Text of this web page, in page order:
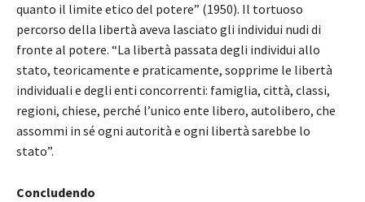
quanto il limite etico del potere” (1950). Il tortuoso
percorso della libertà aveva lasciato gli individui nudi di
fronte al potere. “La libertà passata degli individui allo
stato, teoricamente e praticamente, sopprime le libertà
individuali e degli enti concorrenti: famiglia, città, classi,
regioni, chiese, perché l’unico ente libero, autolibero, che
assommi in sé ogni autorità e ogni libertà sarebbe lo
stato”.
Concludendo